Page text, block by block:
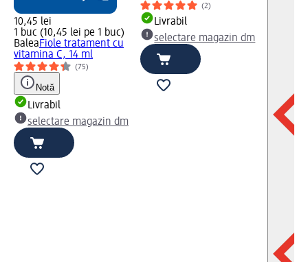
10,45 lei
1 buc (10,45 lei pe 1 buc)
BaleaFiole tratament cu
vitamina C, 14 ml
(75)
Notă
Livrabil
selectare magazin dm
(2)
Livrabil
selectare magazin dm